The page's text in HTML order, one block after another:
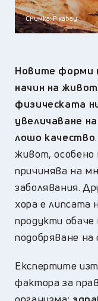
Снимка: Pixabay
Новите форми
начин на
физическата
увеличаване
лошо качество
живот, особено
причинява на
заболявания.
хора е липсата
продукти
подобряване
Експертите
фактора за